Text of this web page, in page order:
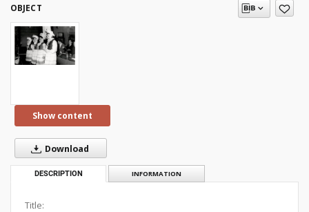
OBJECT
Show content
Download
DESCRIPTION INFORMATION
Title: